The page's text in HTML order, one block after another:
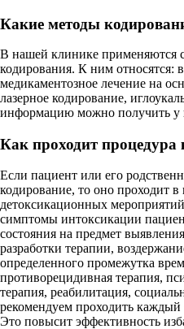
Какие методы
В нашей клинике применяются
кодирования. К ним относятся:
медикаментозное лечение на
лазерное кодирование,
информацию можно получить у
Как проходит процедура
Если пациент или его
кодирование, то оно проходит в
детоксикационных
симптомы интоксикации
состояния на предмет
разработки терапии,
определенного промежутка
противорецидивная терапия,
терапия, реабилитация,
рекомендуем проходить каждый
Это повысит эффективность